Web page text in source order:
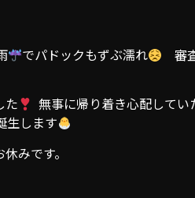
でパドックもずぶ濡れ
審
た
無事に帰り着き心配してい
生します
みです。